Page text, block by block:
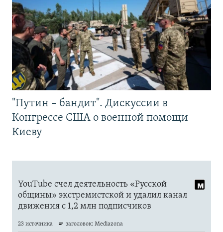
"Путин – бандит". Дискуссии в
Конгрессе США о военной помощи
Киеву